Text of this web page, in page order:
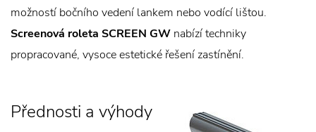
možností bočního vedení lankem nebo vodící lištou.
Screenová roleta SCREEN GW nabízí techniky
propracované, vysoce estetické řešení zastínění.
Přednosti a výhody